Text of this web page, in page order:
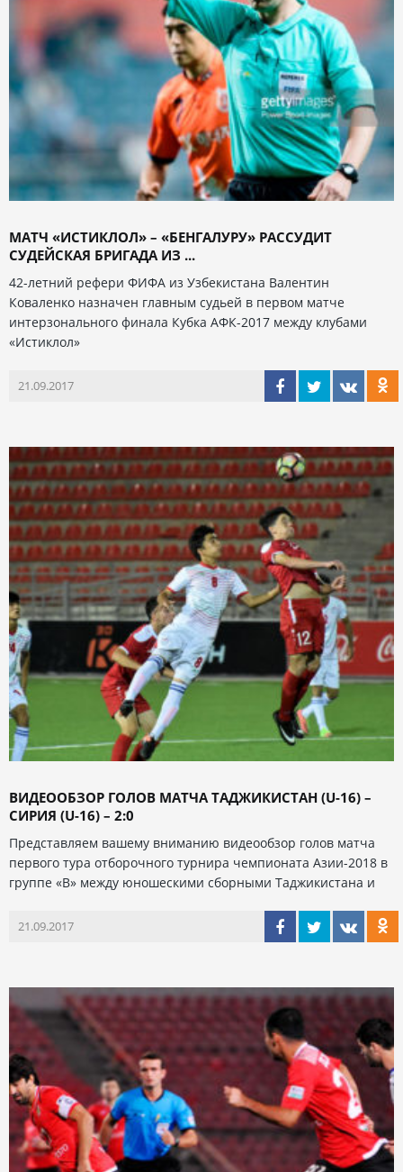
МАТЧ «ИСТИКЛОЛ» – «БЕНГАЛУРУ» РАССУДИТ
СУДЕЙСКАЯ БРИГАДА ИЗ ...
42-летний рефери ФИФА из Узбекистана Валентин
Коваленко назначен главным судьей в первом матче
интерзонального финала Кубка АФК-2017 между клубами
«Истиклол»
21.09.2017
ВИДЕООБЗОР ГОЛОВ МАТЧА ТАДЖИКИСТАН (U-16) –
СИРИЯ (U-16) – 2:0
Представляем вашему вниманию видеообзор голов матча
первого тура отборочного турнира чемпионата Азии-2018 в
группе «В» между юношескими сборными Таджикистана и
21.09.2017